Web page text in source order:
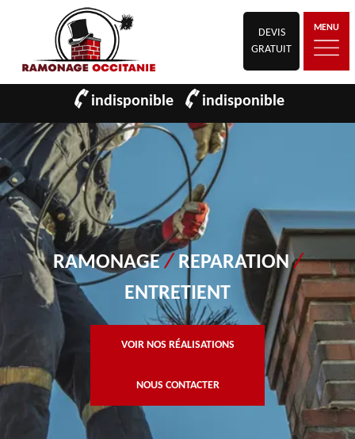
DEVIS
GRATUIT
MENU
indisponible indisponible
RAMONAGE/ REPARATION/
ENTRETIENT
VOIR NOS RÉALISATIONS
NOUS CONTACTER